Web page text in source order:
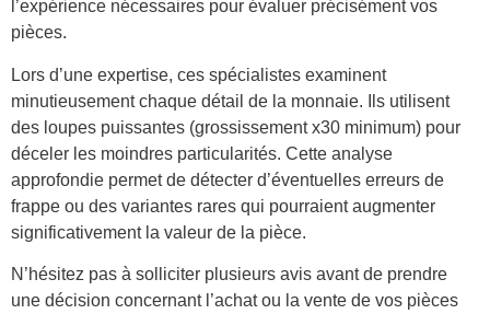
l’expérience nécessaires pour évaluer précisément vos
pièces.
Lors d’une expertise, ces spécialistes examinent
minutieusement chaque détail de la monnaie. Ils utilisent
des loupes puissantes (grossissement x30 minimum) pour
déceler les moindres particularités. Cette analyse
approfondie permet de détecter d’éventuelles erreurs de
frappe ou des variantes rares qui pourraient augmenter
significativement la valeur de la pièce.
N’hésitez pas à solliciter plusieurs avis avant de prendre
une décision concernant l’achat ou la vente de vos pièces